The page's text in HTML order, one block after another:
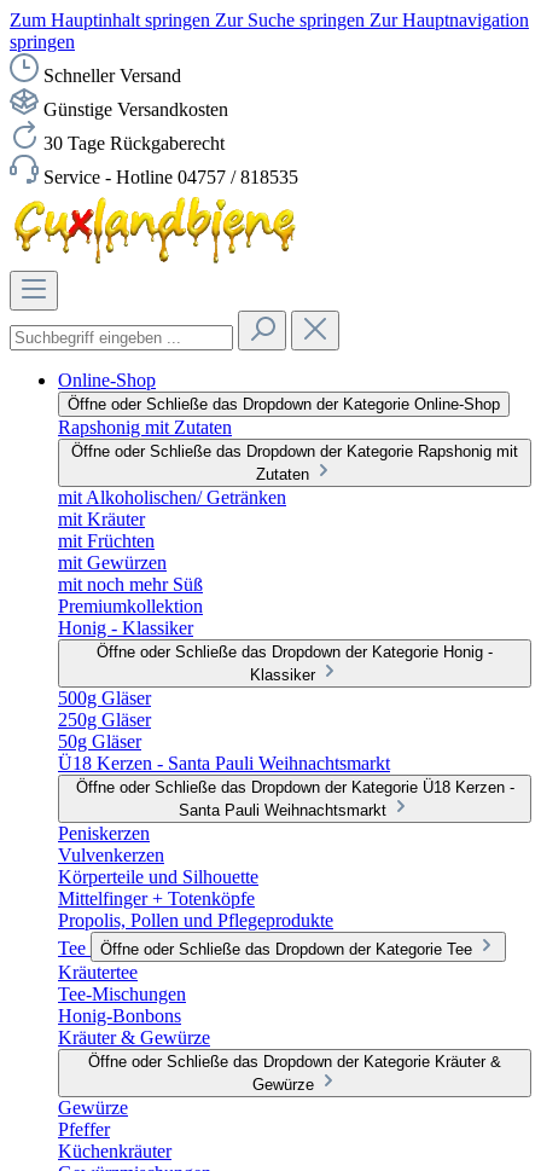
Zum Hauptinhalt springen Zur Suche springen Zur Hauptnavigation
springen
Schneller Versand
Günstige Versandkosten
30 Tage Rückgaberecht
Service - Hotline 04757 / 818535
Online-Shop
Öffne oder Schließe das Dropdown der Kategorie Online-Shop
Rapshonig mit Zutaten
Öffne oder Schließe das Dropdown der Kategorie Rapshonig mit
Zutaten
mit Alkoholischen/ Getränken
mit Kräuter
mit Früchten
mit Gewürzen
mit noch mehr Süß
Premiumkollektion
Honig - Klassiker
Öffne oder Schließe das Dropdown der Kategorie Honig -
Klassiker
500g Gläser
250g Gläser
50g Gläser
Ü18 Kerzen - Santa Pauli Weihnachtsmarkt
Öffne oder Schließe das Dropdown der Kategorie Ü18 Kerzen -
Santa Pauli Weihnachtsmarkt
Peniskerzen
Vulvenkerzen
Körperteile und Silhouette
Mittelfinger + Totenköpfe
Propolis, Pollen und Pflegeprodukte
Tee
Öffne oder Schließe das Dropdown der Kategorie Tee
Kräutertee
Tee-Mischungen
Honig-Bonbons
Kräuter & Gewürze
Öffne oder Schließe das Dropdown der Kategorie Kräuter &
Gewürze
Gewürze
Pfeffer
Küchenkräuter